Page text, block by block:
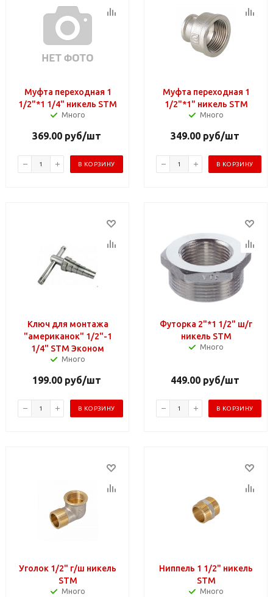
Муфта переходная 1
1/2"*1 1/4" никель STM
Много
369.00руб/шт
В КОРЗИНУ
Муфта переходная 1
1/2"*1" никель STM
Много
349.00руб/шт
В КОРЗИНУ
Ключ для монтажа
"американок" 1/2"-1
1/4" STM Эконом
Много
199.00руб/шт
В КОРЗИНУ
Футорка 2"*1 1/2" ш/г
никель STM
Много
449.00руб/шт
В КОРЗИНУ
Уголок 1/2" г/ш никель
STM
Много
Ниппель 1 1/2" никель
STM
Много